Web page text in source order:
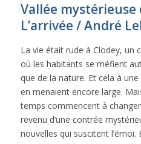
Vallée mystérieuse
L’arrivée / André
La vie était rude à Clodey, un
où les habitants se méfient
que de la nature. Et cela à
en menaient encore large.
temps commencent à
revenu d’une contrée
nouvelles qui suscitent